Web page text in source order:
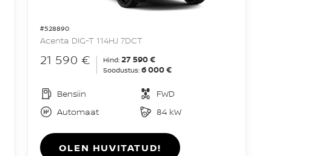
#528890
Acenta DIG-T 114HJ 7DCT
21 590 € Hind: 27 590 €
Soodustus: 6 000 €
Bensiin
FWD
Automaat
84 kW
OLEN HUVITATUD!